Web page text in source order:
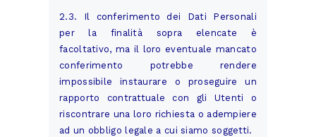
2.3. Il conferimento dei Dati Personali
per la finalità sopra elencate è
facoltativo, ma il loro eventuale mancato
conferimento potrebbe rendere
impossibile instaurare o proseguire un
rapporto contrattuale con gli Utenti o
riscontrare una loro richiesta o adempiere
ad un obbligo legale a cui siamo soggetti.